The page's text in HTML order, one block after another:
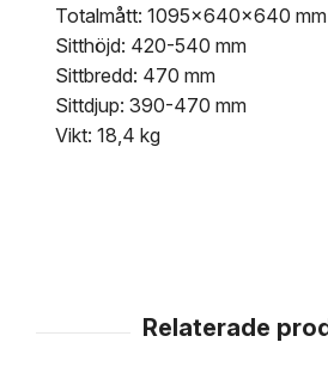
Totalmått: 1095x640x640 mm
Sitthöjd: 420-540 mm
Sittbredd: 470 mm
Sittdjup: 390-470 mm
Vikt: 18,4 kg